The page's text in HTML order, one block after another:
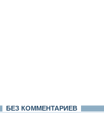
БЕЗ КОМMЕНТАРИЕВ